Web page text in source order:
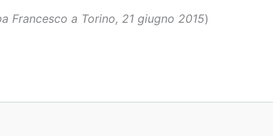
Francesco a Torino, 21 giugno 2015)